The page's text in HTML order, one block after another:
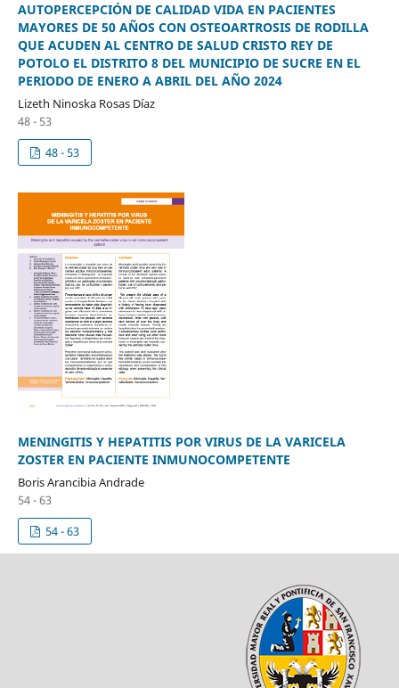
AUTOPERCEPCIÓN DE CALIDAD VIDA EN PACIENTES
MAYORES DE 50 AÑOS CON OSTEOARTROSIS DE RODILLA
QUE ACUDEN AL CENTRO DE SALUD CRISTO REY DE
POTOLO EL DISTRITO 8 DEL MUNICIPIO DE SUCRE EN EL
PERIODO DE ENERO A ABRIL DEL AÑO 2024
Lizeth Ninoska Rosas Díaz
48 - 53
48 - 53
MENINGITIS Y HEPATITIS POR VIRUS DE LA VARICELA
ZOSTER EN PACIENTE INMUNOCOMPETENTE
Boris Arancibia Andrade
54 - 63
54 - 63